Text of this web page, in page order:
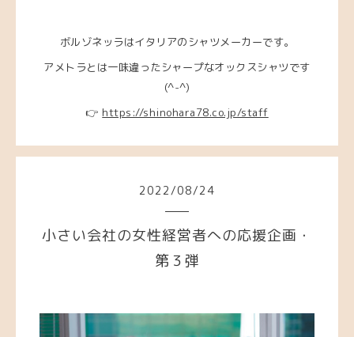
ボルゾネッラはイタリアのシャツメーカーです。
アメトラとは一味違ったシャープなオックスシャツです
(^-^)
👉 https://shinohara78.co.jp/staff
2022/08/24
小さい会社の女性経営者への応援企画・
第３弾